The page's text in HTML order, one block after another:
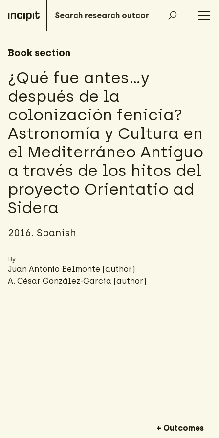
Book section
¿Qué fue antes...y
después de la
colonización fenicia?
Astronomía y Cultura en
el Mediterráneo Antiguo
a través de los hitos del
proyecto Orientatio ad
Sidera
2016. Spanish
By
Juan Antonio Belmonte (author)
A. César González-García (author)
+ Outcomes